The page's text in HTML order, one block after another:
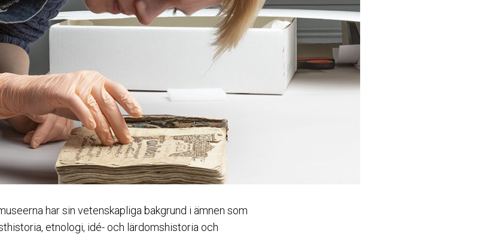
har sin vetenskapliga bakgrund i ämnen som
etnologi, idé- och lärdomshistoria och